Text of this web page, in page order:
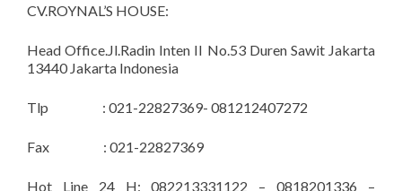
CV.ROYNAL’S HOUSE:
Head Office.Jl.Radin Inten II No.53 Duren Sawit Jakarta
13440 Jakarta Indonesia
Tlp : 021-22827369- 081212407272
Fax : 021-22827369
Hot Line 24 H: 082213331122 – 0818201336 –